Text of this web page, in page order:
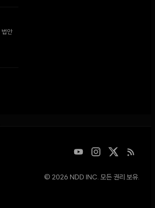
법안
© 2026 NDD INC. 모든 권리 보유.